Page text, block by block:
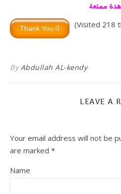
ممتعة
(Visited 218
ByAbdullah AL-kendy
LEAVE A
Your email address will not be
are marked *
Name